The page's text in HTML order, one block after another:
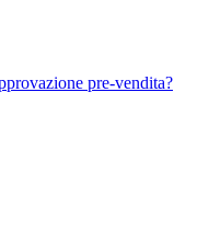
pre-vendita?